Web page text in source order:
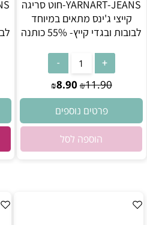
YARNART-JEANS-חוט סריגה
קייצי ג'ינס מתאים במיוחד
לבובות ובגדי קייץ- 55% כותנה
₪11.90
₪8.90
פרטים נוספים
הוספה לסל